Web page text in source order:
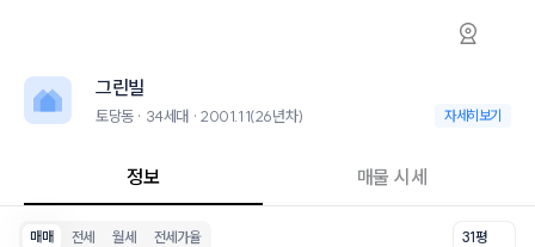
토당동 그린빌 아파트 시세·실거래가·2년뒤 가
그린빌은 토당동에 위치한 34세대 아파트로, 2001.11 입주한 26년차
인근 학군으로는 토당초등학교, 능곡중학교, 능곡고등학교가 있습니다.
최고 9층의 단지입니다.
생활편의 시설로는 카페사람들 (52m), 로또&카페 (129m)이 있습니
그린빌
토당동 · 34세대 · 2001.11(26년차) 토당동 · 34세
자세히보기
정보 매물 시세
매매 전세 월세 전세가율 31평